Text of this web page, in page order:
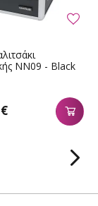
NN09 - Black